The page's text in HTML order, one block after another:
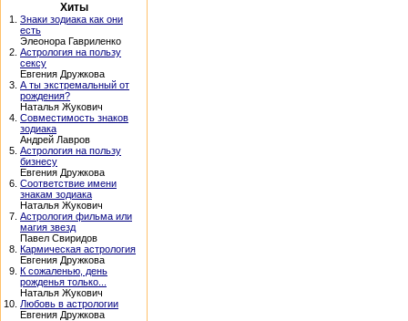
Хиты
1. Знаки зодиака как они
есть
Элеонора Гавриленко
2. Астрология на пользу
сексу
Евгения Дружкова
3. А ты экстремальный от
рождения?
Наталья Жукович
4. Совместимость знаков
зодиака
Андрей Лавров
5. Астрология на пользу
бизнесу
Евгения Дружкова
6. Соответствие имени
знакам зодиака
Наталья Жукович
7. Астрология фильма или
магия звезд
Павел Свиридов
8. Кармическая астрология
Евгения Дружкова
9. К сожаленью, день
рожденья только...
Наталья Жукович
10. Любовь в астрологии
Евгения Дружкова